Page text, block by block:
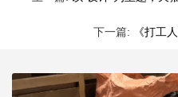
下一篇: 《打工